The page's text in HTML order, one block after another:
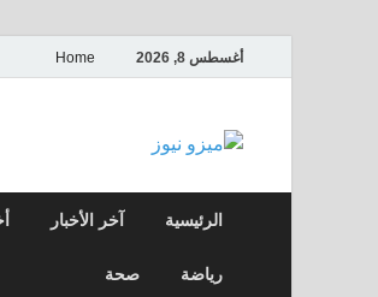
أغسطس 8, 2026 Home
ميزو
الرئيسية آخر الأخبار
رياضة صحة